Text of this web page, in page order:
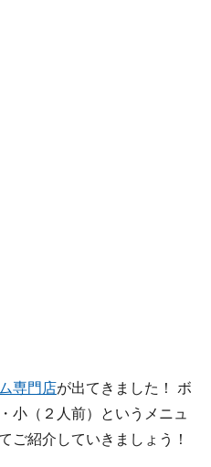
専門店が出てきました！ ボ
小（２人前）というメニュ
ご紹介していきましょう！